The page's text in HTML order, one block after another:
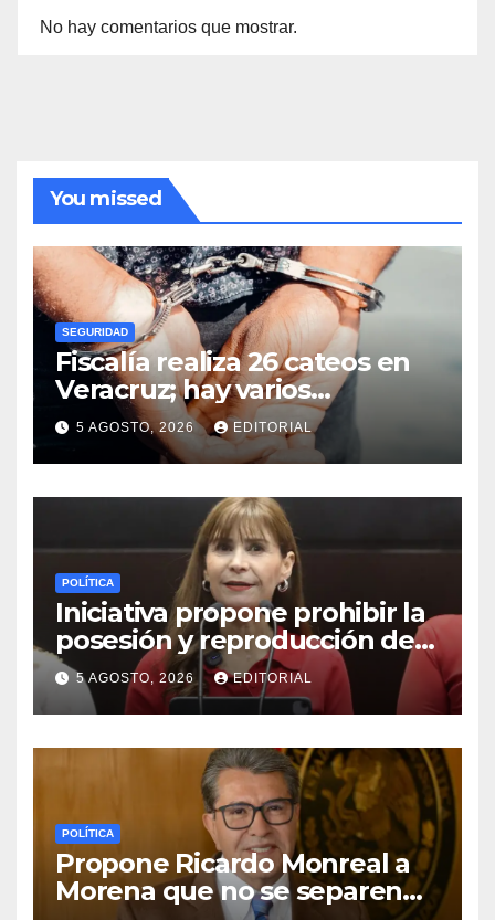
No hay comentarios que mostrar.
You missed
SEGURIDAD
Fiscalía realiza 26 cateos en
Veracruz; hay varios
detenidos
5 AGOSTO, 2026 EDITORIAL
POLÍTICA
Iniciativa propone prohibir la
posesión y reproducción de
fauna silvestre como
mascotas para su
comercialización
5 AGOSTO, 2026 EDITORIAL
POLÍTICA
Propone Ricardo Monreal a
Morena que no se separen